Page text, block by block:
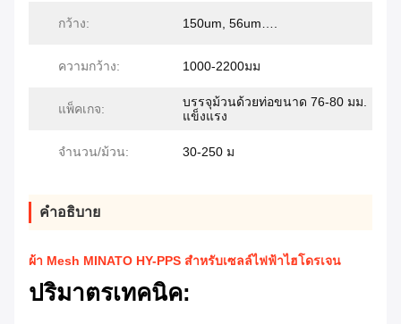
กว้าง: 150um, 56um….
ความกว้าง: 1000-2200มม
แพ็คเกจ:
บรรจุม้วนด้วยท่อขนาด 76-80 มม.
แข็งแรง
จำนวน/ม้วน: 30-250 ม
คําอธิบาย
ผ้า Mesh MINATO HY-PPS สําหรับเซลล์ไฟฟ้าไฮโดรเจน
ปริมาตรเทคนิค: